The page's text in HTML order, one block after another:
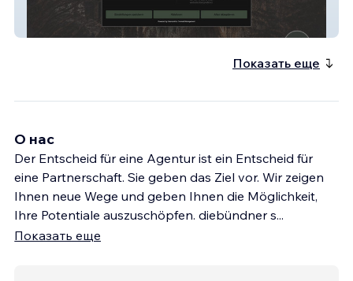
Panoramic Gourmet
Показать еще
О нас
Der Entscheid für eine Agentur ist ein Entscheid für
eine Partnerschaft. Sie geben das Ziel vor. Wir zeigen
Ihnen neue Wege und geben Ihnen die Möglichkeit,
Ihre Potentiale auszuschöpfen. diebündner s...
Показать еще